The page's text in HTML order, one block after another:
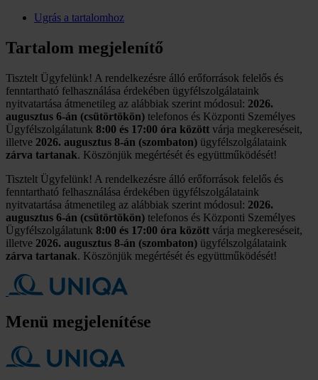
Ugrás a tartalomhoz
Tartalom megjelenítő
Tisztelt Ügyfelünk! A rendelkezésre álló erőforrások felelős és
fenntartható felhasználása érdekében ügyfélszolgálataink
nyitvatartása átmenetileg az alábbiak szerint módosul: 2026.
augusztus 6-án (csütörtökön) telefonos és Központi Személyes
Ügyfélszolgálatunk 8:00 és 17:00 óra között várja megkereséseit,
illetve 2026. augusztus 8-án (szombaton) ügyfélszolgálataink
zárva tartanak. Köszönjük megértését és együttműködését!
Tisztelt Ügyfelünk! A rendelkezésre álló erőforrások felelős és
fenntartható felhasználása érdekében ügyfélszolgálataink
nyitvatartása átmenetileg az alábbiak szerint módosul: 2026.
augusztus 6-án (csütörtökön) telefonos és Központi Személyes
Ügyfélszolgálatunk 8:00 és 17:00 óra között várja megkereséseit,
illetve 2026. augusztus 8-án (szombaton) ügyfélszolgálataink
zárva tartanak. Köszönjük megértését és együttműködését!
Menü megjelenítése